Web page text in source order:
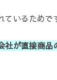
いるためで
が直接商品